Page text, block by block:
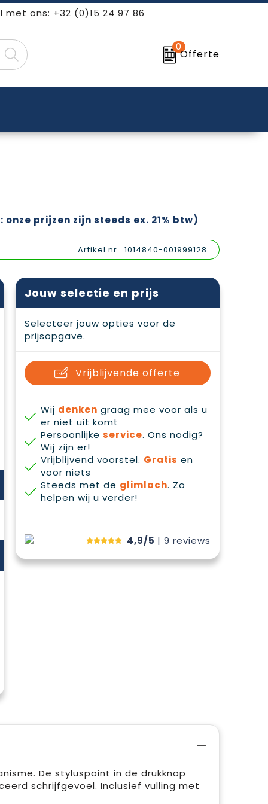
met ons: +32 (0)15 24 97 86
0
Offerte
prijzen zijn steeds ex. 21% btw)
Artikel nr. 1014840-001999128
Jouw selectie en prijs
Selecteer jouw opties voor de
prijsopgave.
Vrijblijvende offerte
Wij denken graag mee voor als u
er niet uit komt
Persoonlijke service. Ons nodig?
Wij zijn er!
Vrijblijvend voorstel. Gratis en
voor niets
Steeds met de glimlach. Zo
helpen wij u verder!
4,9/5 | 9 reviews
De styluspoint in de drukknop
schrijfgevoel. Inclusief vulling met